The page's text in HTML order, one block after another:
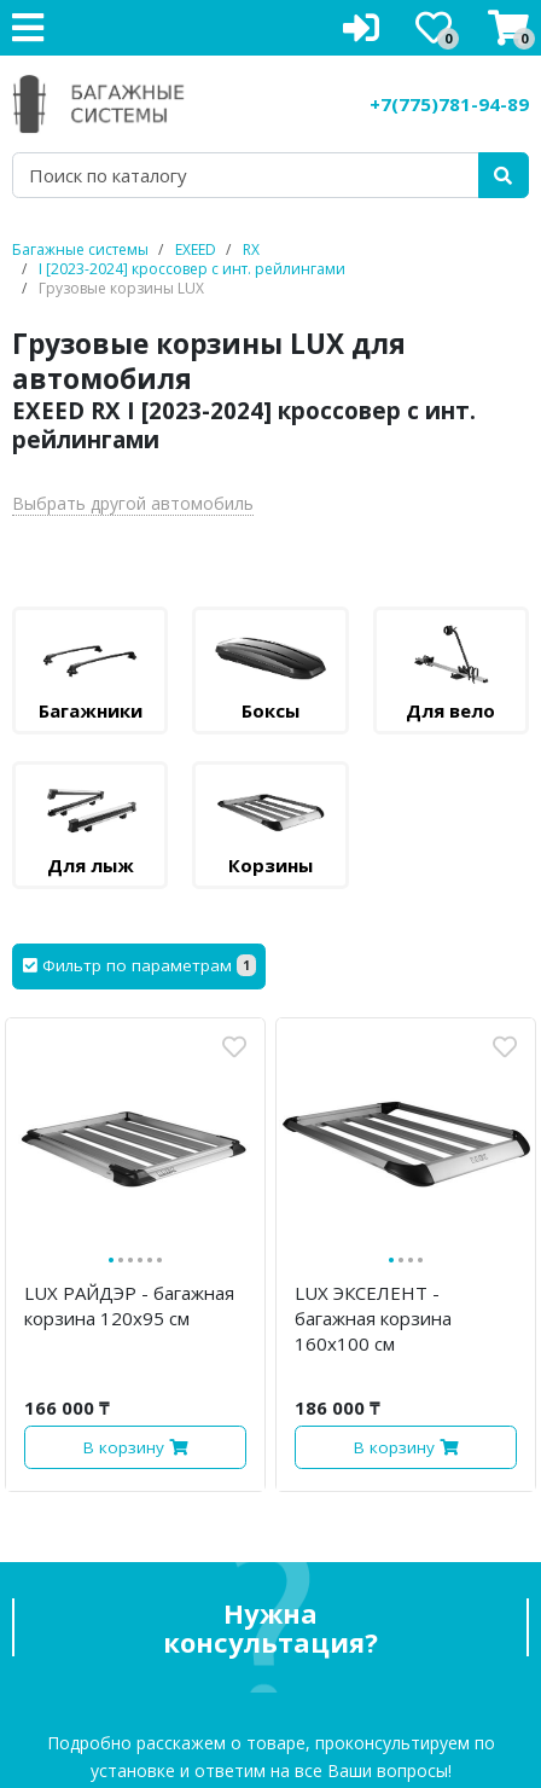
0 0
+7(775)781-94-89
Багажные системы EXEED
RX
I [2023-2024] кроссовер с инт. рейлингами
Грузовые корзины LUX
Грузовые корзины LUX для
автомобиля
EXEED RX I [2023-2024] кроссовер с инт.
рейлингами
Выбрать другой автомобиль
Багажники Боксы Для вело
Для лыж Корзины
Фильтр по параметрам 1
······
LUX РАЙДЭР - багажная
корзина 120х95 см
166 000 ₸
В корзину
····
LUX ЭКСЕЛЕНТ -
багажная корзина
160х100 см
186 000 ₸
В корзину
Нужна
консультация?
Подробно расскажем о товаре, проконсультируем по
установке и ответим на все Ваши вопросы!
Багажники на крышу
Рейлинги на крышу
Боксы на крышу
Велокрепления
Крепления для лыж
Грузовые корзины
Аксессуары
Услуги